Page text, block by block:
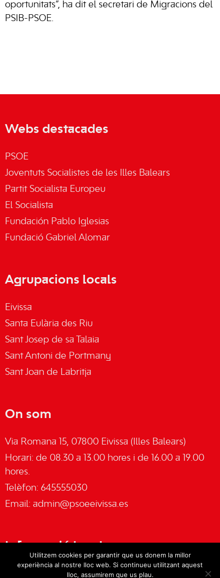
oportunitats”, ha dit el secretari de Migracions del
PSIB-PSOE.
Webs destacades
PSOE
Joventuts Socialistes de les Illes Balears
Partit Socialista Europeu
El Socialista
Fundación Pablo Iglesias
Fundació Gabriel Alomar
Agrupacions locals
Eivissa
Santa Eulària des Riu
Sant Josep de sa Talaia
Sant Antoni de Portmany
Sant Joan de Labritja
On som
Via Romana 15, 07800 Eivissa (Illes Balears)
Horari: de 08.30 a 13.00 hores i de 16.00 a 19.00
hores.
Telèfon: 645555030
Email: admin@psoeeivissa.es
Informació legal
Utilitzem cookies per garantir que us donem la millor
experiència al nostre lloc web. Si continueu utilitzant aquest
lloc, assumirem que us plau.